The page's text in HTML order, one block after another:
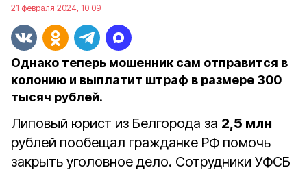
21 февраля 2024, 10:09
Однако теперь мошенник сам отправится в
колонию и выплатит штраф в размере 300
тысяч рублей.
Липовый юрист из Белгорода за 2,5 млн
рублей пообещал гражданке РФ помочь
закрыть уголовное дело. Сотрудники УФСБ